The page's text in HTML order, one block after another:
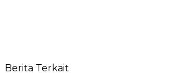
Berita Terkait